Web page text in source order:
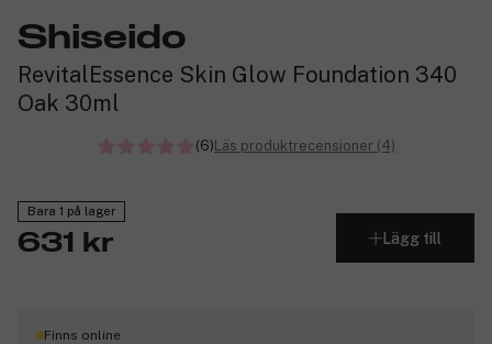
Shiseido
RevitalEssence Skin Glow Foundation 340
Oak 30ml
(6)Läs produktrecensioner (4)
Bara 1 på lager
631 kr Lägg till
Finns online